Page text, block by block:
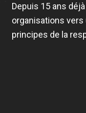
Depuis 15 ans
organisations vers
principes de la